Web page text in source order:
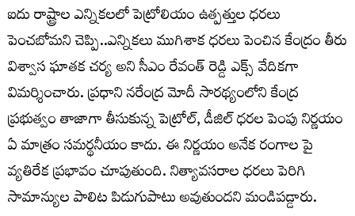
ఐదు రాష్ట్రాల ఎన్నికలలో పెట్రోలియం ఉత్పత్తుల ధరలు
పెంచబోమని చెప్పి..ఎన్నికలు ముగిశాక ధరలు పెంచిన కేంద్రం తీరు
విశ్వాస ఘాతక చర్య అని సీఎం రేవంత్ రెడ్డి ఎక్స్ వేదికగా
విమర్శించారు. ప్రధాని నరేంద్ర మోదీ సారథ్యంలోని కేంద్ర
ప్రభుత్వం తాజాగా తీసుకున్న పెట్రోల్, డీజిల్ ధరల పెంపు నిర్ణయం
ఏ మాత్రం సమర్థనీయం కాదు. ఈ నిర్ణయం అనేక రంగాల పై
వ్యతిరేక ప్రభావం చూపుతుంది. నిత్యావసరాల ధరలు పెరిగి
సామాన్యుల పాలిట పిడుగుపాటు అవుతుందని మండిపడ్డారు.